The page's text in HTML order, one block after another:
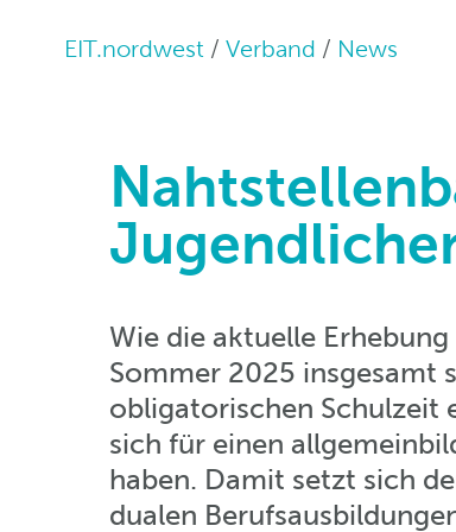
EIT.nordwest Verband News
Wie die aktuelle
Sommer 2025 insgesamt
obligatorischen Schulzeit
sich für einen
haben. Damit setzt sich
dualen